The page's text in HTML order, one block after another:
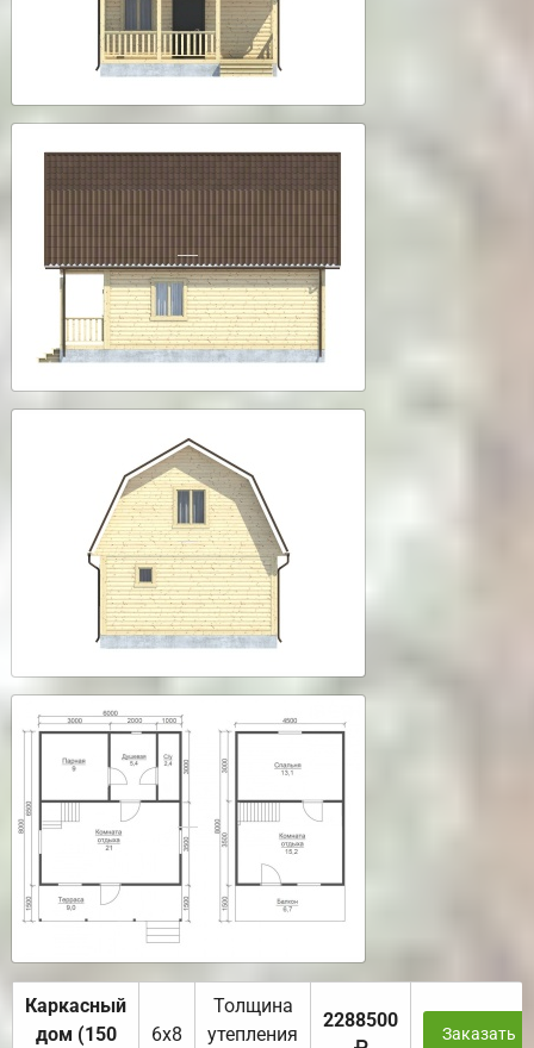
Каркасный
дом (150
6х8
Толщина
утепления
2288500
Заказать